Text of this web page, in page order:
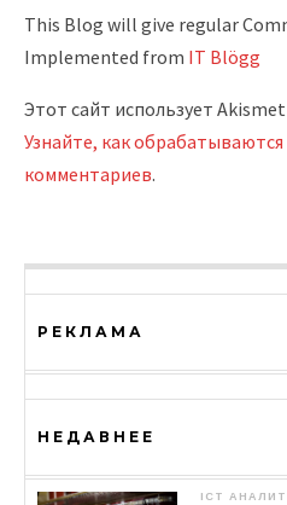
This Blog will give regular
Implemented from IT Blögg
Этот сайт использует
Узнайте, как
комментариев.
РЕКЛАМА
НЕДАВНЕЕ
ICT